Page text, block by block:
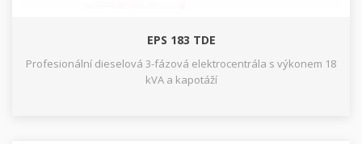
EPS 183 TDE
Profesionální dieselová 3-fázová elektrocentrála s výkonem 18
kVA a kapotáží